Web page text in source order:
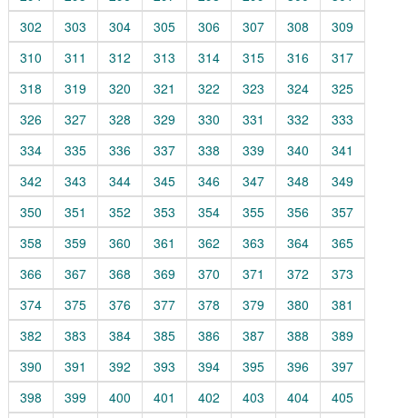
302
303 304 305 306 307 308
309
310
311 312 313 314 315 316
317
318
319 320 321 322 323 324
325
326
327 328 329 330 331 332
333
334
335 336 337 338 339 340
341
342
343 344 345 346 347 348
349
350
351 352 353 354 355 356
357
358
359 360 361 362 363 364
365
366
367 368 369 370 371 372
373
374
375 376 377 378 379 380
381
382
383 384 385 386 387 388
389
390
391 392 393 394 395 396
397
398
399 400 401 402 403 404
405